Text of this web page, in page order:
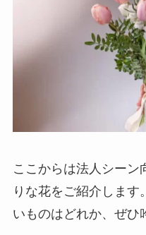
ここからは法人シーン
りな花をご紹介します
いものはどれか、ぜひ